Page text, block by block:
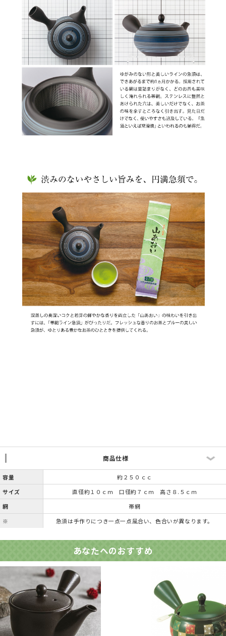
商品仕様
容量
約２５０ｃｃ
サイズ
直径約１０ｃｍ 口径約７ｃｍ 高さ８.５ｃｍ
網
帯網
※
急須は手作りにつき一点一点風合い、色合いが異なります。
あなたへのおすすめ